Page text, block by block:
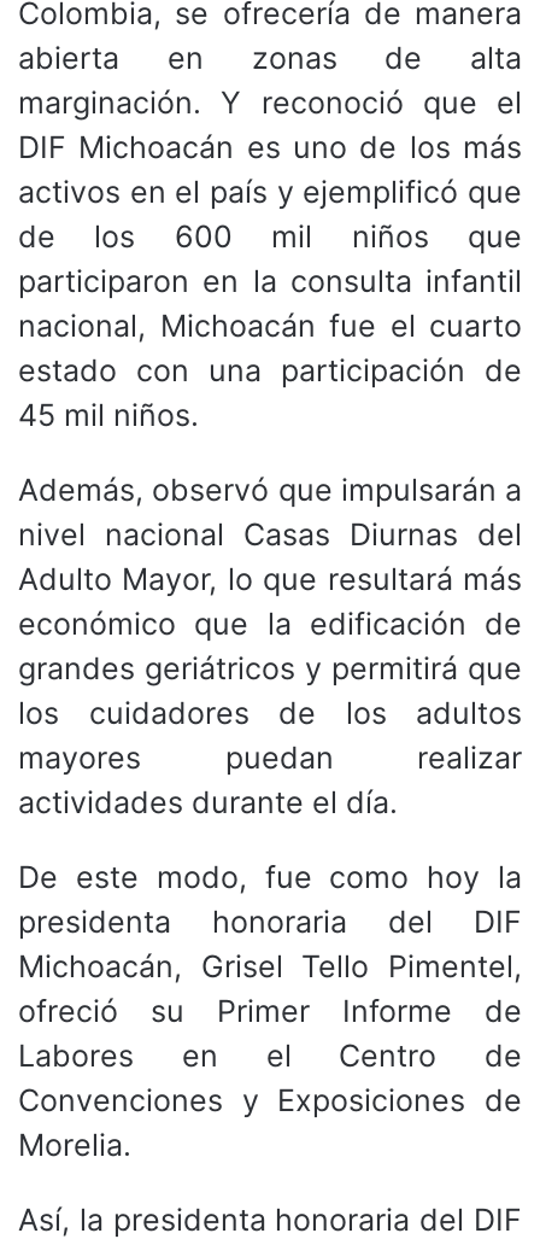
Colombia, se ofrecería de manera
abierta en zonas de alta
marginación. Y reconoció que el
DIF Michoacán es uno de los más
activos en el país y ejemplificó que
de los 600 mil niños que
participaron en la consulta infantil
nacional, Michoacán fue el cuarto
estado con una participación de
45 mil niños.
Además, observó que impulsarán a
nivel nacional Casas Diurnas del
Adulto Mayor, lo que resultará más
económico que la edificación de
grandes geriátricos y permitirá que
los cuidadores de los adultos
mayores puedan realizar
actividades durante el día.
De este modo, fue como hoy la
presidenta honoraria del DIF
Michoacán, Grisel Tello Pimentel,
ofreció su Primer Informe de
Labores en el Centro de
Convenciones y Exposiciones de
Morelia.
Así, la presidenta honoraria del DIF